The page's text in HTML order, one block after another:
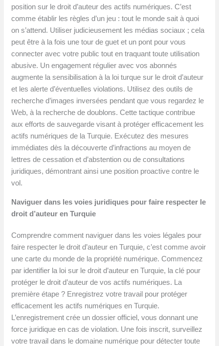
position sur le droit d’auteur des actifs numériques. C’est
comme établir les règles d’un jeu : tout le monde sait à quoi
on s’attend. Utiliser judicieusement les médias sociaux ; cela
peut être à la fois une tour de guet et un pont pour vous
connecter avec votre public tout en traquant toute utilisation
abusive. Un engagement régulier avec vos abonnés
augmente la sensibilisation à la loi turque sur le droit d’auteur
et les alerte d’éventuelles violations. Utilisez des outils de
recherche d’images inversées pendant que vous regardez le
Web, à la recherche de doublons. Cette tactique contribue
aux efforts de sauvegarde visant à protéger efficacement les
actifs numériques de la Turquie. Exécutez des mesures
immédiates dès la découverte d’infractions au moyen de
lettres de cessation et d’abstention ou de consultations
juridiques, démontrant ainsi une position proactive contre le
vol.
Naviguer dans les voies juridiques pour faire respecter le
droit d’auteur en Turquie
Comprendre comment naviguer dans les voies légales pour
faire respecter le droit d’auteur en Turquie, c’est comme avoir
une carte du monde de la propriété numérique. Commencez
par identifier la loi sur le droit d’auteur en Turquie, la clé pour
protéger le droit d’auteur de vos actifs numériques. La
première étape ? Enregistrez votre travail pour protéger
efficacement les actifs numériques en Turquie.
L’enregistrement crée un dossier officiel, vous donnant une
force juridique en cas de violation. Une fois inscrit, surveillez
votre travail dans le domaine numérique pour détecter toute